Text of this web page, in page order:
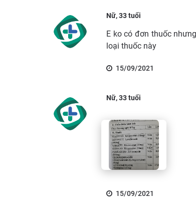
Nữ, 33 tuổi
E ko có đơn thuốc
loại thuốc này
15/09/2021
Nữ, 33 tuổi
15/09/2021